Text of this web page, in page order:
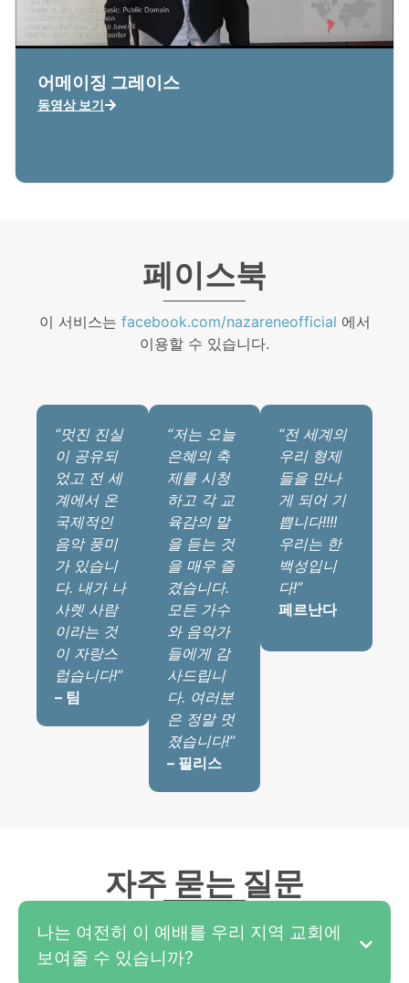
어메이징 그레이스
동영상 보기
페이스북
이 서비스는 facebook.com/nazareneofficial 에서
이용할 수 있습니다.
“멋진 진실
이 공유되
었고 전 세
계에서 온
국제적인
음악 풍미
가 있습니
다. 내가 나
사렛 사람
이라는 것
이 자랑스
럽습니다!”
– 팀
“저는 오늘
은혜의 축
제를 시청
하고 각 교
육감의 말
을 듣는 것
을 매우 즐
겼습니다.
모든 가수
와 음악가
들에게 감
사드립니
다. 여러분
은 정말 멋
졌습니다!”
– 필리스
“전 세계의
우리 형제
들을 만나
게 되어 기
쁩니다!!!!
우리는 한
백성입니
다!”
페르난다
자주 묻는 질문
나는 여전히 이 예배를 우리 지역 교회에
보여줄 수 있습니까?